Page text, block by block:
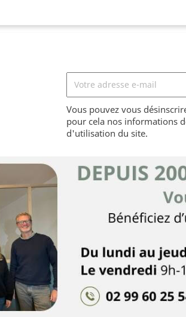
Vous pouvez vous
pour cela nos informations
d'utilisation du site.